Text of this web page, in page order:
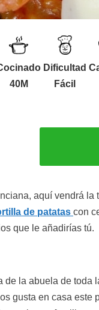
40M
Dificultad
Fácil
aquí vendrá
de patatas con
que le añadirías tú.
de la abuela de toda
gusta en casa este